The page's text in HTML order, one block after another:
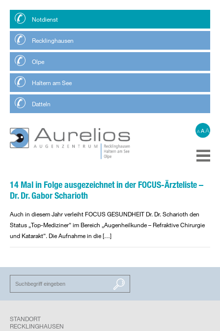
Notdienst
Recklinghausen
Olpe
Haltern am See
Datteln
A AA
14 Mal in Folge ausgezeichnet in der FOCUS-Ärzteliste –
Dr. Dr. Gabor Scharioth
Auch in diesem Jahr verleiht FOCUS GESUNDHEIT Dr. Dr. Scharioth den
Status „Top-Mediziner“ im Bereich „Augenheilkunde – Refraktive Chirurgie
und Katarakt“. Die Aufnahme in die […]
SUCHEN
STANDORT
RECKLINGHAUSEN